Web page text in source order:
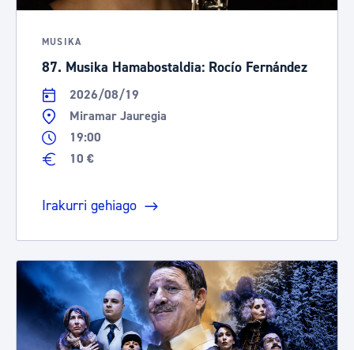
MUSIKA
87. Musika Hamabostaldia: Rocío Fernández
2026/08/19
Miramar Jauregia
19:00
10 €
Irakurri gehiago